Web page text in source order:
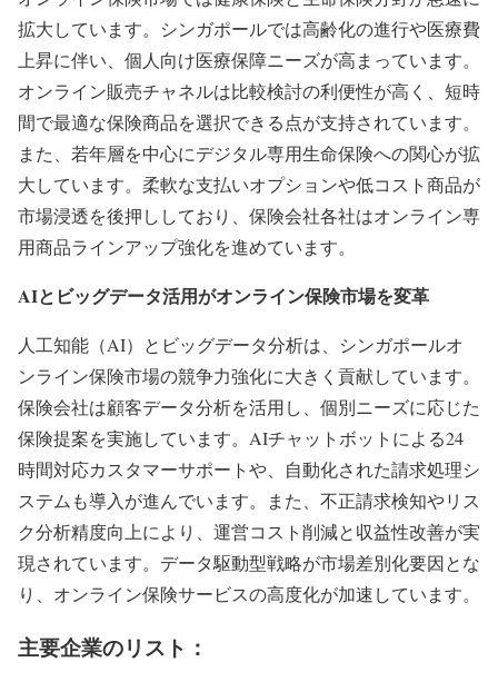
拡大しています。シンガポールでは高齢化の進行や医療費
上昇に伴い、個人向け医療保障ニーズが高まっています。
オンライン販売チャネルは比較検討の利便性が高く、短時
間で最適な保険商品を選択できる点が支持されています。
また、若年層を中心にデジタル専用生命保険への関心が拡
大しています。柔軟な支払いオプションや低コスト商品が
市場浸透を後押ししており、保険会社各社はオンライン専
用商品ラインアップ強化を進めています。
AIとビッグデータ活用がオンライン保険市場を変革
人工知能（AI）とビッグデータ分析は、シンガポールオ
ンライン保険市場の競争力強化に大きく貢献しています。
保険会社は顧客データ分析を活用し、個別ニーズに応じた
保険提案を実施しています。AIチャットボットによる24
時間対応カスタマーサポートや、自動化された請求処理シ
ステムも導入が進んでいます。また、不正請求検知やリス
ク分析精度向上により、運営コスト削減と収益性改善が実
現されています。データ駆動型戦略が市場差別化要因とな
り、オンライン保険サービスの高度化が加速しています。
主要企業のリスト：